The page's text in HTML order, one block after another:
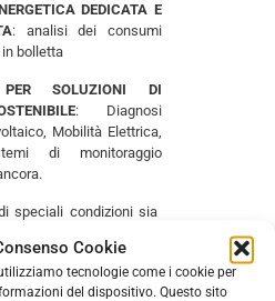
Cookie
tecnologie come i cookie per
del dispositivo. Questo sito
DEDICATA E
: analisi dei consumi
bolletta
PER SOLUZIONI DI
: Diagnosi
Mobilità Elettrica,
di monitoraggio
speciali condizioni sia
Fedele da almeno 3 anni